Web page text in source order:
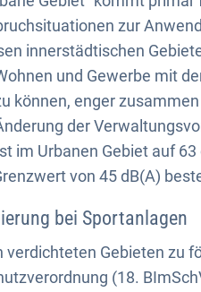
zur
innerstädtischen
und Gewerbe mit
können, enger
der
im Urbanen Gebiet auf
von 45 dB(A)
bei Sportanlagen
verdichteten Gebieten zu
(18.